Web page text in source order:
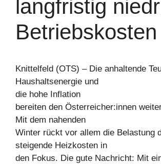
langfristig
Betriebskosten
Knittelfeld (OTS) – Die anhaltende
Haushaltsenergie und
die hohe Inflation
bereiten den Österreicher:innen
Mit dem nahenden
Winter rückt vor allem die Belastung
steigende Heizkosten in
den Fokus. Die gute Nachricht: Mit